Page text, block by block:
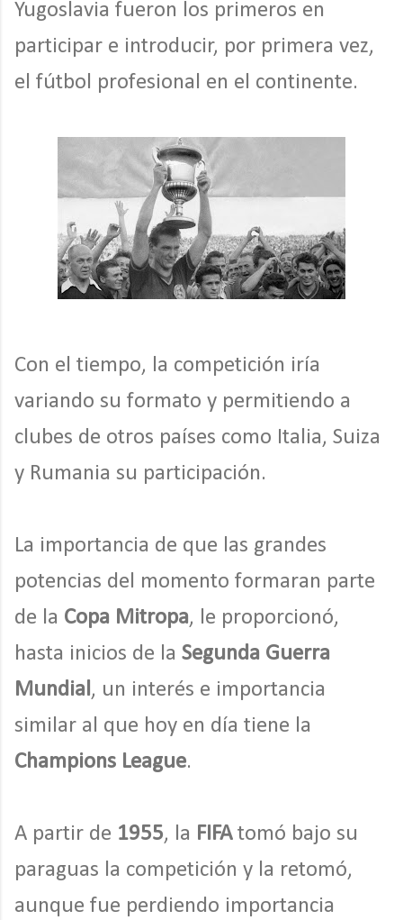
Yugoslavia fueron los primeros en
participar e introducir, por primera vez,
el fútbol profesional en el continente.
Con el tiempo, la competición iría
variando su formato y permitiendo a
clubes de otros países como Italia, Suiza
y Rumania su participación.
La importancia de que las grandes
potencias del momento formaran parte
de la Copa Mitropa, le proporcionó,
hasta inicios de la Segunda Guerra
Mundial , un interés e importancia
similar al que hoy en día tiene la
Champions League.
A partir de 1955, la FIFAtomó bajo su
paraguas la competición y la retomó,
aunque fue perdiendo importancia